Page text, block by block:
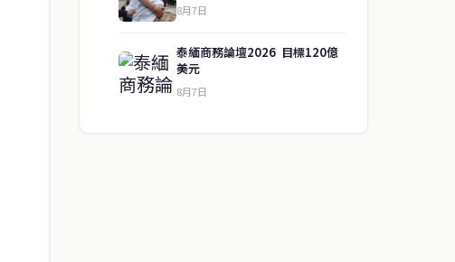
8月7日
泰緬商務論壇2026 目標120億
美元
8月7日